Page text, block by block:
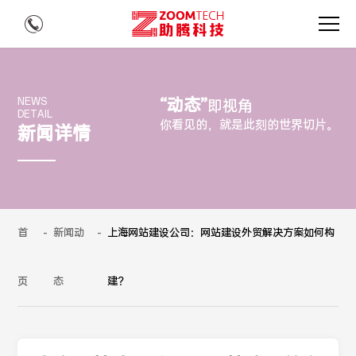
NEWS
DETAIL
新闻详情
“动态”即视角
你看见的，就是此刻的世界切片。
首
页
- 新闻动
态
- 上海网站建设公司：网站建设外贸解决方案如何构
建？